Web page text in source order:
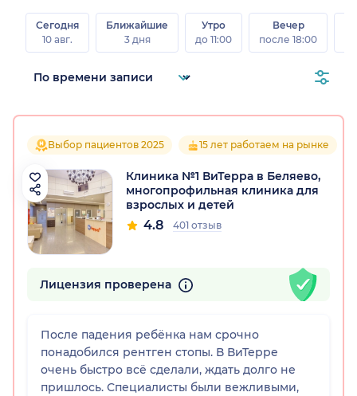
Сегодня
10 авг.
Ближайшие
3 дня
Утро
до 11:00
Вечер
после 18:00
Выбор пациентов 2025 15 лет работаем на рынке
Клиника №1 ВиТерра в Беляево,
многопрофильная клиника для
взрослых и детей
4.8 401 отзыв
Лицензия проверена
После падения ребёнка нам срочно
понадобился рентген стопы. В ВиТерре
очень быстро всё сделали, ждать долго не
пришлось. Специалисты были вежливыми,